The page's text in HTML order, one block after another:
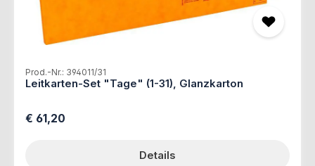
Prod.-Nr.: 394011/31
Leitkarten-Set "Tage" (1-31), Glanzkarton
Regulärer Preis:
€ 61,20
Details